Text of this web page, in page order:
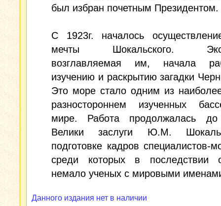
был избран почетным Президентом.
С 1923г. началось
мечты Шокальского.
возглавляемая им, начала
изучению и раскрытию загадки
Это море стало одним из
разностороннем изученных
мире. Работа продолжалась
Велики заслуги Ю.М.
подготовке кадров специалистов-
среди которых в последствии
немало ученых с мировыми
Данного издания нет в наличии